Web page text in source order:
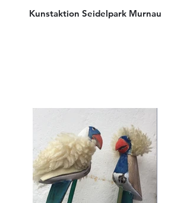
Kunstaktion Seidelpark Murnau